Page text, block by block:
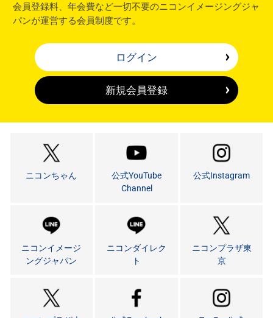
会員登録料、年会費など一切不要のニコンイメージングジャ
パンが運営する会員制度です。
ログイン
新規会員登録
ニコンちゃん
公式YouTube
Channel
公式Instagram
ニコンイメージ
ングジャパン
ニコンダイレク
ト
ニコンプラザ東
京